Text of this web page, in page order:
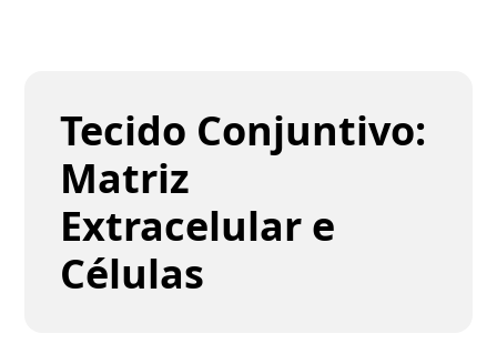
Tecido Conjuntivo:
Matriz
Extracelular e
Células